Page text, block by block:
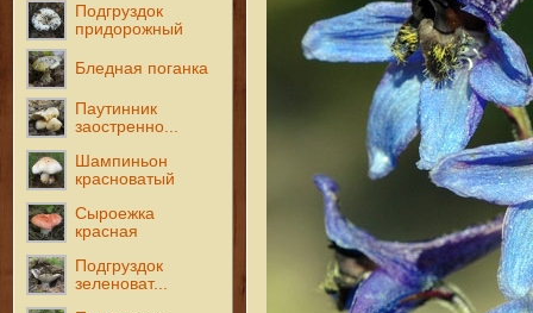
Подгруздок
придорожный
Бледная поганка
Паутинник
заостренно...
Шампиньон
красноватый
Сыроежка
красная
Подгруздок
зеленоват...